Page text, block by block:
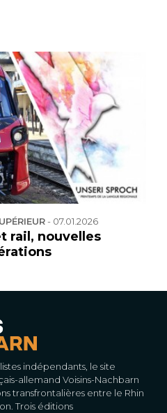
- 07.01.2026
rail, nouvelles
indépendants, le site
allemand Voisins-Nachbarn
transfrontalières entre le Rhin
Trois éditions